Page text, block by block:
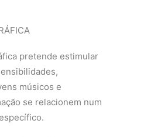
pretende estimular
músicos e
se relacionem num